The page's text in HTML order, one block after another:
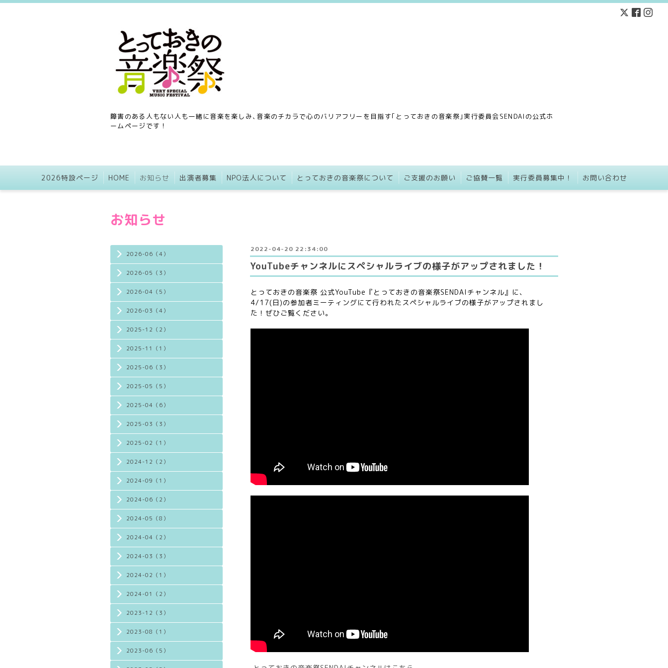
障害のある人もない人も一緒に音楽を楽しみ､音楽のチカラで心のバリアフリーを目指す｢とっておきの音楽祭｣実行委員会SENDAIの公式ホ
ームページです！
2026特設ページ HOME お知らせ 出演者募集 NPO法人について とっておきの音楽祭について ご支援のお願い ご協賛一覧 実行委員募集中！ お問い合わせ
2026-06（4）
2026-05（3）
2026-04（5）
2026-03（4）
2025-12（2）
2025-11（1）
2025-06（3）
2025-05（5）
2025-04（6）
2025-03（3）
2025-02（1）
2024-12（2）
2024-09（1）
2024-06（2）
2024-05（8）
2024-04（2）
2024-03（3）
2024-02（1）
2024-01（2）
2023-12（3）
2023-08（1）
2023-06（5）
お知らせ
2022-04-20 22:34:00
YouTubeチャンネルにスペシャルライブの様子がアップされました！
とっておきの音楽祭 公式YouTube『とっておきの音楽祭SENDAIチャンネル』に、
4/17(日)の参加者ミーティングにて行われたスペシャルライブの様子がアップされまし
た！ぜひご覧ください。